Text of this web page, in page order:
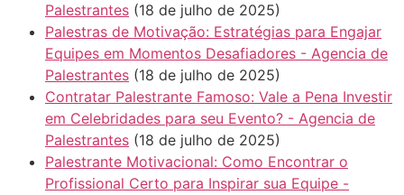
Palestrantes (18 de julho de 2025)
Palestras de Motivação: Estratégias para Engajar
Equipes em Momentos Desafiadores - Agencia de
Palestrantes (18 de julho de 2025)
Contratar Palestrante Famoso: Vale a Pena Investir
em Celebridades para seu Evento? - Agencia de
Palestrantes (18 de julho de 2025)
Palestrante Motivacional: Como Encontrar o
Profissional Certo para Inspirar sua Equipe -